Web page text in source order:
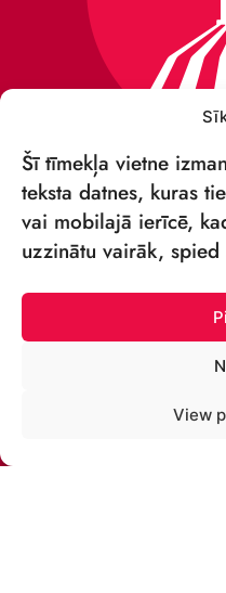
Šī tīmekļa vietne
teksta datnes, kuras
vai mobilajā ierīcē,
uzzinātu vairāk, spied
View
VSIA
Rīga,
Reģ. nr: